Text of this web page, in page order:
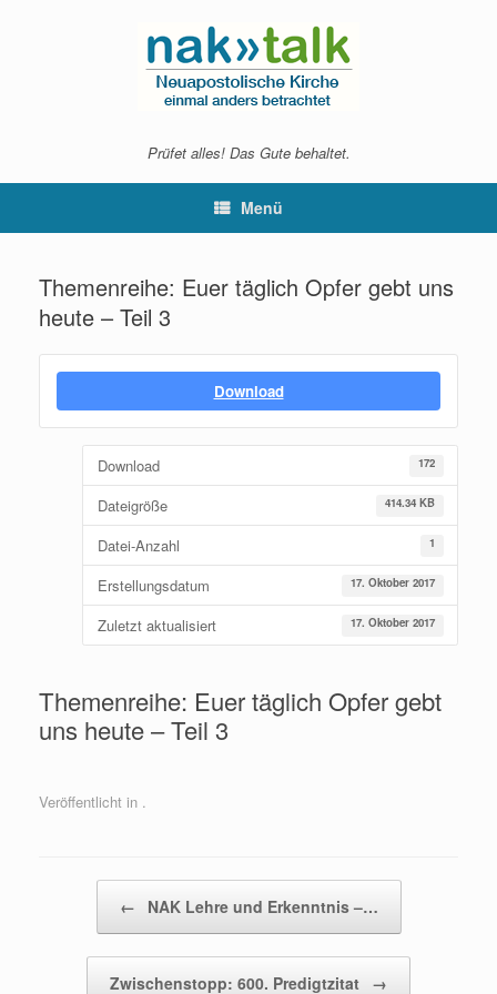
Prüfet alles! Das Gute behaltet.
Menü
Themenreihe: Euer täglich Opfer gebt uns
heute – Teil 3
Download
Download 172
Dateigröße 414.34 KB
Datei-Anzahl 1
Erstellungsdatum 17. Oktober 2017
Zuletzt aktualisiert 17. Oktober 2017
Themenreihe: Euer täglich Opfer gebt
uns heute – Teil 3
Veröffentlicht in .
← NAK Lehre und Erkenntnis –…
Zwischenstopp: 600. Predigtzitat →